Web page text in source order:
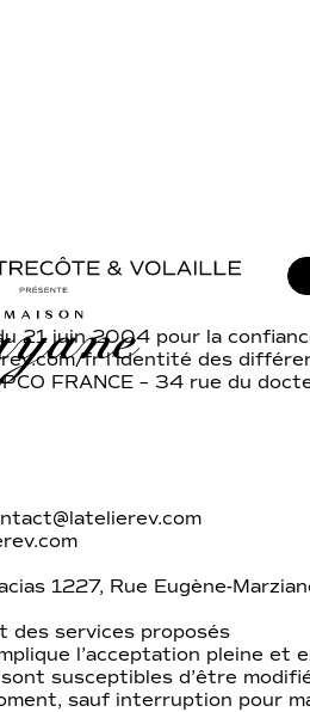
21 juin 2004 pour la
fr l’identité des
FRANCE – 34 rue du
1227, Rue Eugène-
des services proposés
l’acceptation pleine et
susceptibles d’être
sauf interruption pour